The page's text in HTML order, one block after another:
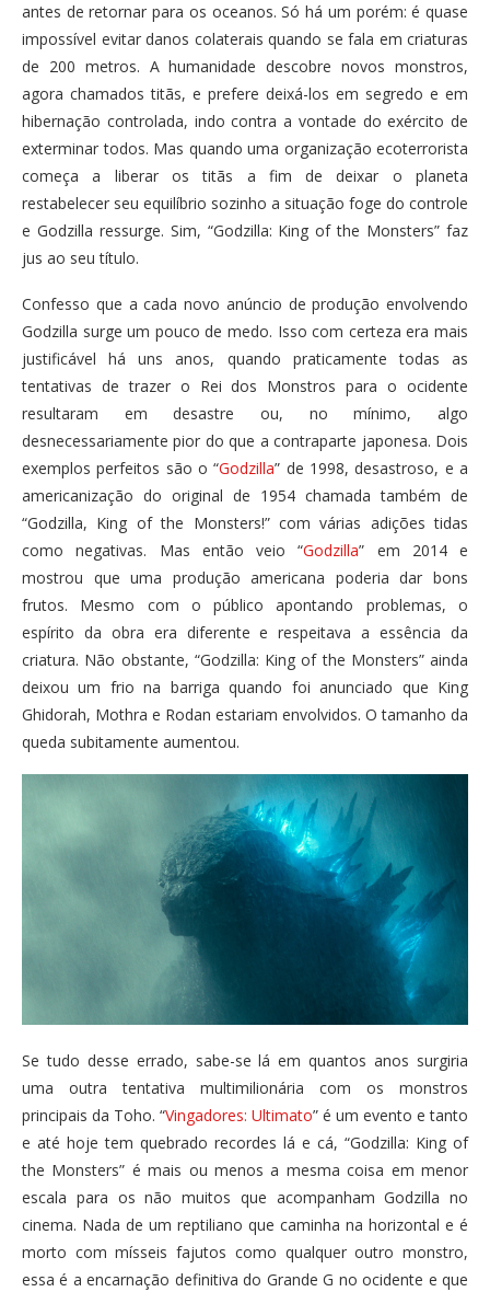
antes de retornar para os oceanos. Só há um porém: é quase
impossível evitar danos colaterais quando se fala em criaturas
de 200 metros. A humanidade descobre novos monstros,
agora chamados titãs, e prefere deixá-los em segredo e em
hibernação controlada, indo contra a vontade do exército de
exterminar todos. Mas quando uma organização ecoterrorista
começa a liberar os titãs a fim de deixar o planeta
restabelecer seu equilíbrio sozinho a situação foge do controle
e Godzilla ressurge. Sim, “Godzilla: King of the Monsters” faz
jus ao seu título.
Confesso que a cada novo anúncio de produção envolvendo
Godzilla surge um pouco de medo. Isso com certeza era mais
justificável há uns anos, quando praticamente todas as
tentativas de trazer o Rei dos Monstros para o ocidente
resultaram em desastre ou, no mínimo, algo
desnecessariamente pior do que a contraparte japonesa. Dois
exemplos perfeitos são o “Godzilla” de 1998, desastroso, e a
americanização do original de 1954 chamada também de
“Godzilla, King of the Monsters!” com várias adições tidas
como negativas. Mas então veio “Godzilla” em 2014 e
mostrou que uma produção americana poderia dar bons
frutos. Mesmo com o público apontando problemas, o
espírito da obra era diferente e respeitava a essência da
criatura. Não obstante, “Godzilla: King of the Monsters” ainda
deixou um frio na barriga quando foi anunciado que King
Ghidorah, Mothra e Rodan estariam envolvidos. O tamanho da
queda subitamente aumentou.
Se tudo desse errado, sabe-se lá em quantos anos surgiria
uma outra tentativa multimilionária com os monstros
principais da Toho. “Vingadores: Ultimato” é um evento e tanto
e até hoje tem quebrado recordes lá e cá, “Godzilla: King of
the Monsters” é mais ou menos a mesma coisa em menor
escala para os não muitos que acompanham Godzilla no
cinema. Nada de um reptiliano que caminha na horizontal e é
morto com mísseis fajutos como qualquer outro monstro,
essa é a encarnação definitiva do Grande G no ocidente e que